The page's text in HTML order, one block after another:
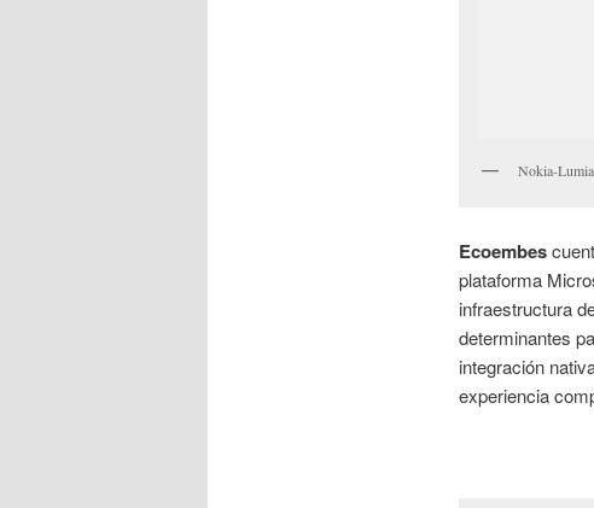
Nokia-
Ecoembes
plataforma
infraestructura
determinantes
integración
experiencia